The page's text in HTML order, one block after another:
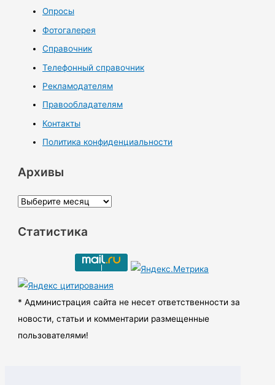
Опросы
Фотогалерея
Справочник
Телефонный справочник
Рекламодателям
Правообладателям
Контакты
Политика конфиденциальности
Архивы
А
х
ы
Статистика
* Администрация сайта не несет ответственности за
новости, статьи и комментарии размещенные
пользователями!